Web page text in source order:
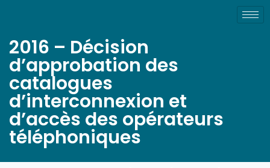
2016 – Décision
d’approbation des
catalogues
d’interconnexion et
d’accès des opérateurs
téléphoniques